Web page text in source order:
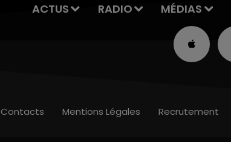
ACTUS RADIO MÉDIAS
Contacts Mentions Légales Recrutement